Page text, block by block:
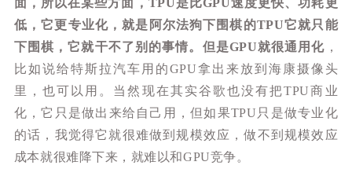
面，所以在某些方面，TPU是比GPU速度更快、功耗更
低，它更专业化，就是阿尔法狗下围棋的TPU它就只能
下围棋，它就干不了别的事情。但是GPU就很通用化 ，
比如说给特斯拉汽车用的GPU拿出来放到海康摄像头
里，也可以用。当然现在其实谷歌也没有把TPU商业
化，它只是做出来给自己用，但如果TPU只是做专业化
的话，我觉得它就很难做到规模效应，做不到规模效应
成本就很难降下来，就难以和GPU竞争。